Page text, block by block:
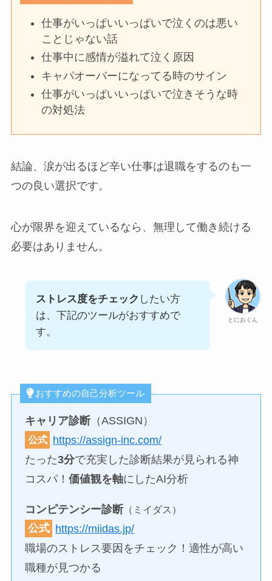
仕事がいっぱいいっぱいで泣くのは悪い
ことじゃない話
仕事中に感情が溢れて泣く原因
キャパオーバーになってる時のサイン
仕事がいっぱいいっぱいで泣きそうな時
の対処法
結論、涙が出るほど辛い仕事は退職をするのも一
つの良い選択です。
心が限界を迎えているなら、無理して働き続ける
必要はありません。
とにおくん
ストレス度をチェック したい方
は、下記のツールがおすすめで
す。
おすすめの自己分析ツール
キャリア診断（ASSIGN）
公式 https://assign-inc.com/
たった3分で充実した診断結果が見られる神
コスパ！価値観を軸にしたAI分析
コンピテンシー診断（ミイダス）
公式 https://miidas.jp/
職場のストレス要因をチェック！適性が高い
職種が見つかる